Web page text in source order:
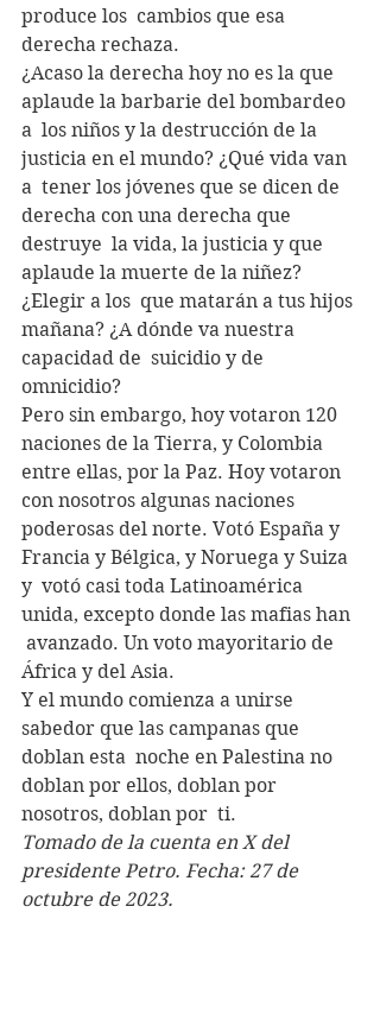
produce los  cambios que esa
derecha rechaza.
¿Acaso la derecha hoy no es la que
aplaude la barbarie del bombardeo
a  los niños y la destrucción de la
justicia en el mundo? ¿Qué vida van
a  tener los jóvenes que se dicen de
derecha con una derecha que
destruye  la vida, la justicia y que
aplaude la muerte de la niñez?
¿Elegir a los  que matarán a tus hijos
mañana? ¿A dónde va nuestra
capacidad de  suicidio y de
omnicidio?
Pero sin embargo, hoy votaron 120
naciones de la Tierra, y Colombia
entre ellas, por la Paz. Hoy votaron
con nosotros algunas naciones
poderosas del norte. Votó España y
Francia y Bélgica, y Noruega y Suiza
y  votó casi toda Latinoamérica
unida, excepto donde las mafias han
avanzado. Un voto mayoritario de
África y del Asia.
Y el mundo comienza a unirse
sabedor que las campanas que
doblan esta  noche en Palestina no
doblan por ellos, doblan por
nosotros, doblan por  ti.
Tomado de la cuenta en X del
presidente Petro. Fecha: 27 de
octubre de 2023.